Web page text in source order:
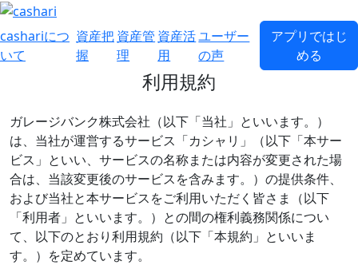
cashariにつ
いて
資産把
握
資産管
理
資産活
用
ユーザー
の声
アプリではじ
める
利用規約
ガレージバンク株式会社（以下「当社」といいます。）
は、当社が運営するサービス「カシャリ」（以下「本サー
ビス」といい、サービスの名称または内容が変更された場
合は、当該変更後のサービスを含みます。）の提供条件、
および当社と本サービスをご利用いただく皆さま（以下
「利用者」といいます。）との間の権利義務関係につい
て、以下のとおり利用規約（以下「本規約」といいま
す。）を定めています。